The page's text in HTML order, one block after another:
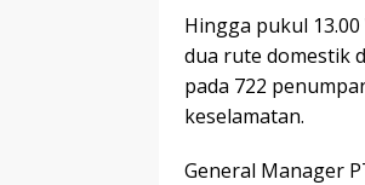
Hingga pukul
dua rute domestik
pada 722
keselamatan.
General Manager